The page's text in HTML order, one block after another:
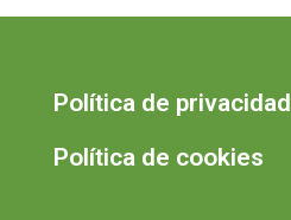
Política de privacidad
Política de cookies